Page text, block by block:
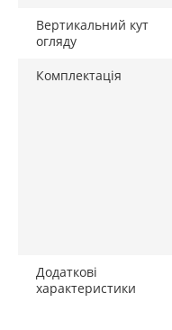
Вертикальний кут
огляду
Комплектація
Додаткові
характеристики